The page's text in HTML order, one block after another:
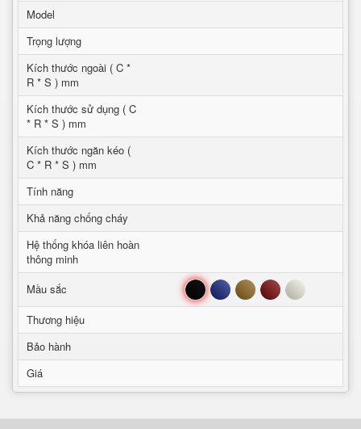
Model
Trọng lượng
Kích thước ngoài ( C *
R * S ) mm
Kích thước sử dụng ( C
* R * S ) mm
Kích thước ngăn kéo (
C * R * S ) mm
Tính năng
Khả năng chống cháy
Hệ thống khóa liên hoàn
thông minh
Mầu sắc
Đen Xanh Nâu Đỏ Trắng
Thương hiệu
Bảo hành
Giá